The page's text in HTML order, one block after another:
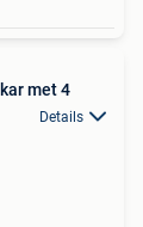
met 4
Details